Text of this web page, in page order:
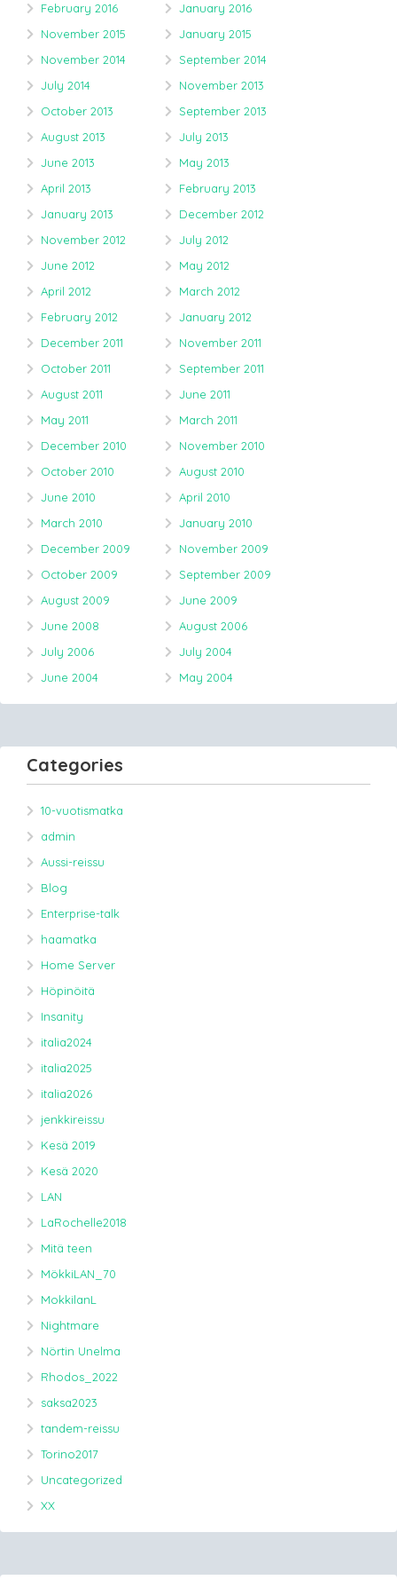
February 2016
January 2016
November 2015
January 2015
November 2014
September 2014
July 2014
November 2013
October 2013
September 2013
August 2013
July 2013
June 2013
May 2013
April 2013
February 2013
January 2013
December 2012
November 2012
July 2012
June 2012
May 2012
April 2012
March 2012
February 2012
January 2012
December 2011
November 2011
October 2011
September 2011
August 2011
June 2011
May 2011
March 2011
December 2010
November 2010
October 2010
August 2010
June 2010
April 2010
March 2010
January 2010
December 2009
November 2009
October 2009
September 2009
August 2009
June 2009
June 2008
August 2006
July 2006
July 2004
June 2004
May 2004
Categories
10-vuotismatka
admin
Aussi-reissu
Blog
Enterprise-talk
haamatka
Home Server
Höpinöitä
Insanity
italia2024
italia2025
italia2026
jenkkireissu
Kesä 2019
Kesä 2020
LAN
LaRochelle2018
Mitä teen
MökkiLAN_70
MokkilanL
Nightmare
Nörtin Unelma
Rhodos_2022
saksa2023
tandem-reissu
Torino2017
Uncategorized
XX